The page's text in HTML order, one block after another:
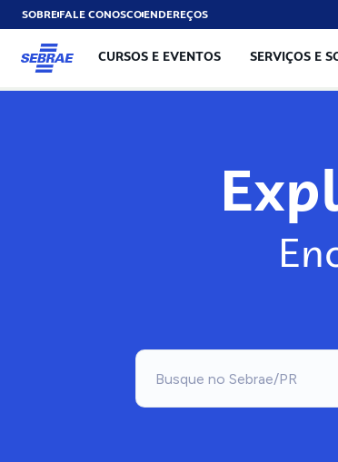
SOBREFALE CONOSCOENDEREÇOS
CURSOS E EVENTOS SERVIÇOS E